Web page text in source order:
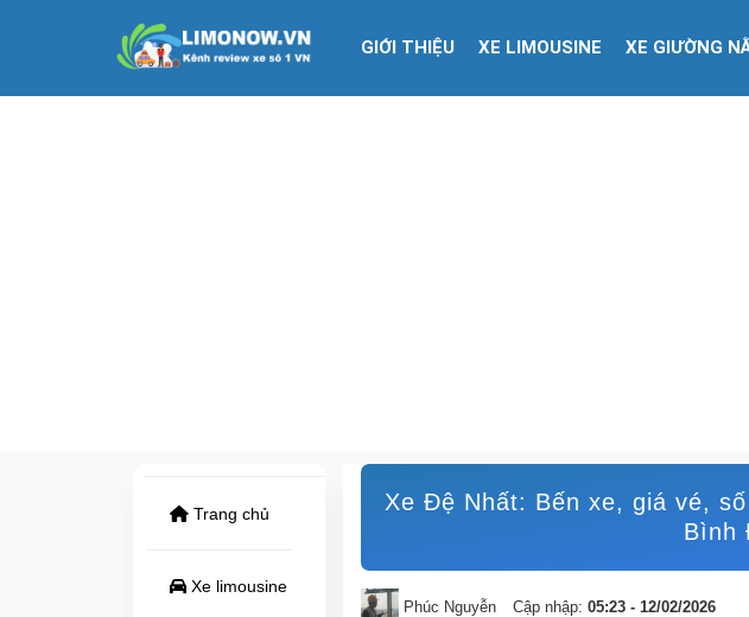
GIỚI THIỆU XE LIMOUSINE XE GIƯỜNG
Trang chủ
Xe limousine
Xe Đệ Nhất: Bến xe, giá vé,
Bình
Phúc Nguyễn Cập nhập: 05:23 - 12/02/2026